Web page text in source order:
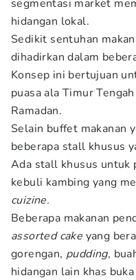
segmentasi market
hidangan lokal.
Sedikit sentuhan
dihadirkan dalam
Konsep ini bertujuan
puasa ala Timur
Ramadan.
Selain buffet makanan
beberapa stall khusus
Ada stall khusus untuk
kebuli kambing yang
cuizine.
Beberapa makanan
assorted cake yang
gorengan, pudding,
hidangan lain khas